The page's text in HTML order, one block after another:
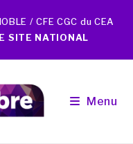
/ CFE CGC du CEA
SITE NATIONAL
Menu